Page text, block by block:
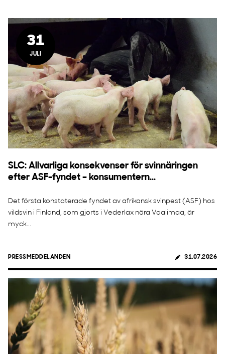
31
JULI
SLC: Allvarliga konsekvenser för svinnäringen
efter ASF-fyndet – konsumentern...
Det första konstaterade fyndet av afrikansk svinpest (ASF) hos
vildsvin i Finland, som gjorts i Vederlax nära Vaalimaa, är
myck...
PRESSMEDDELANDEN 31.07.2026